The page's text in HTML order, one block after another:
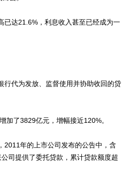
达21.6%，利息收入甚至已经成为一
代为发放、监督使用并协助收回的贷
了3829亿元，增幅接近120%。
年的上市公司发布的公告中，含
司提供了委托贷款，累计贷款额度超